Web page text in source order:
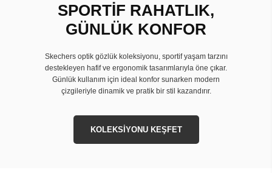
SPORTİF RAHATLIK,
GÜNLÜK KONFOR
Skechers optik gözlük koleksiyonu, sportif yaşam tarzını
destekleyen hafif ve ergonomik tasarımlarıyla öne çıkar.
Günlük kullanım için ideal konfor sunarken modern
çizgileriyle dinamik ve pratik bir stil kazandırır.
KOLEKSİYONU KEŞFET